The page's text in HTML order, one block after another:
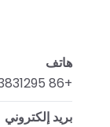
هاتف
+86 17303831295
بريد إلكتروني